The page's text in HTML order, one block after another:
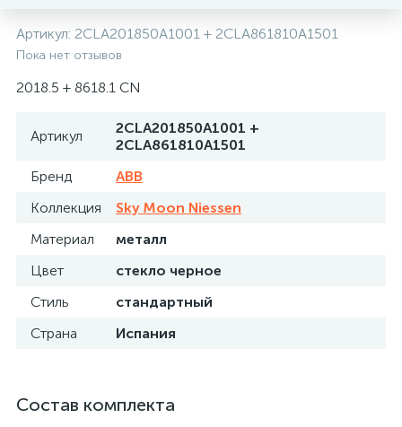
Артикул: 2CLA201850A1001 + 2CLA861810A1501
Пока нет отзывов
2018.5 + 8618.1 CN
Артикул
2CLA201850A1001 +
2CLA861810A1501
Бренд
ABB
Коллекция
Sky Moon Niessen
Материал
металл
Цвет
стекло черное
Стиль
стандартный
Страна
Испания
Состав комплекта